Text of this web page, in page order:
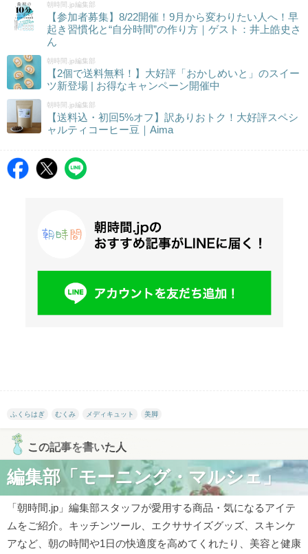
朝時間.jp編集部
【参加者募集】8/22開催！9月から変わりたい人へ！早
起き習慣化と“自分時間”の作り方｜ゲスト：井上皓史さ
ん
朝時間.jp編集部
【2個で送料無料！】大好評「おかしめいと」のスイー
ツ新登場 | お得なキャンペーン開催中
朝時間.jp編集部
【送料込・初回5%オフ】訳ありおトク！大好評スペシ
ャルティコーヒー豆｜Aima
ふくらはぎ むくみ メディキュット 美脚
この記事を書いた人
編集部「モーニング・マルシェ」
「朝時間.jp」編集部スタッフが愛用する商品・気になるアイテ
ムをご紹介。キッチンツール、エクササイズグッズ、スキンケ
アなど、朝の時間や1日の快適度を高めてくれたり、美容と健康